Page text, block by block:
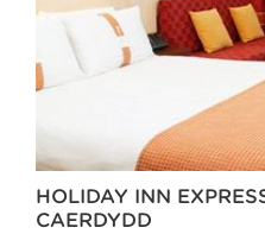
HOLIDAY INN
CAERDYDD